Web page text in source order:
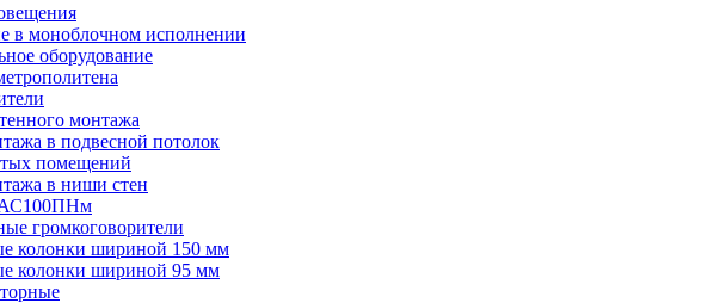
в моноблочном исполнении
оборудование
монтажа
в подвесной потолок
помещений
в ниши стен
громкоговорители
колонки шириной 150 мм
колонки шириной 95 мм